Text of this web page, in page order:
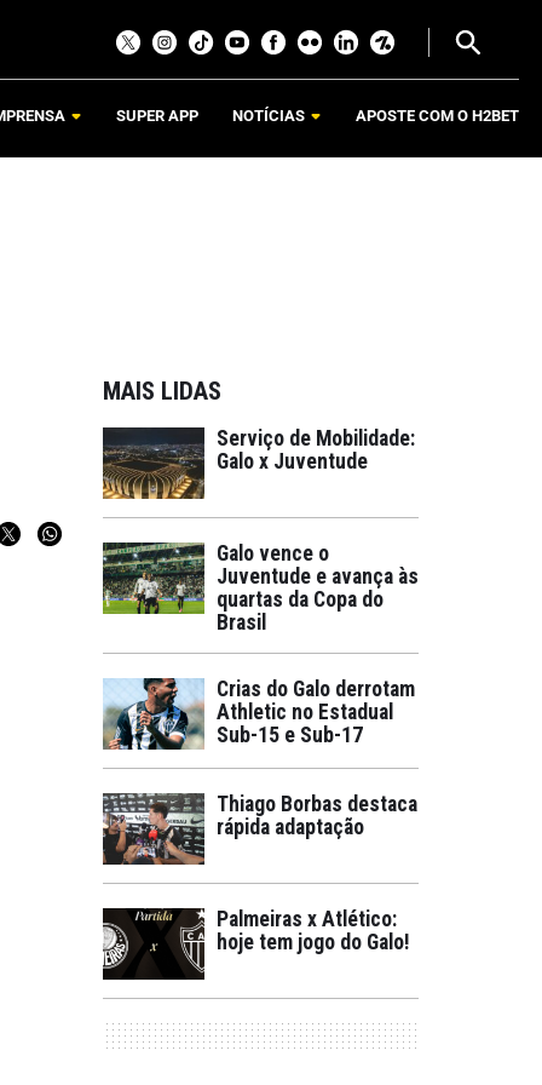
SUPER APP NOTÍCIAS APOSTE COM O H2BET
MAIS LIDAS
Serviço de Mobilidade:
Galo x Juventude
Galo vence o
Juventude e avança às
quartas da Copa do
Brasil
Crias do Galo derrotam
Athletic no Estadual
Sub-15 e Sub-17
Thiago Borbas destaca
rápida adaptação
Palmeiras x Atlético:
hoje tem jogo do Galo!